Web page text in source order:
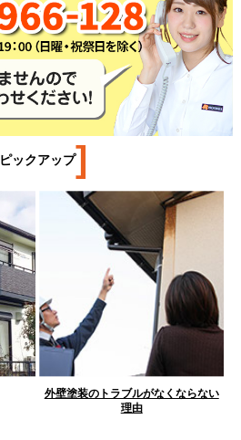
ピックアップ]
外壁塗装のトラブルがなくならない
理由